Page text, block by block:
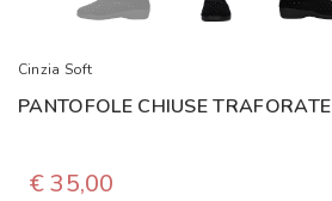
Cinzia Soft
PANTOFOLE CHIUSE TRAFORATE
€ 35,00